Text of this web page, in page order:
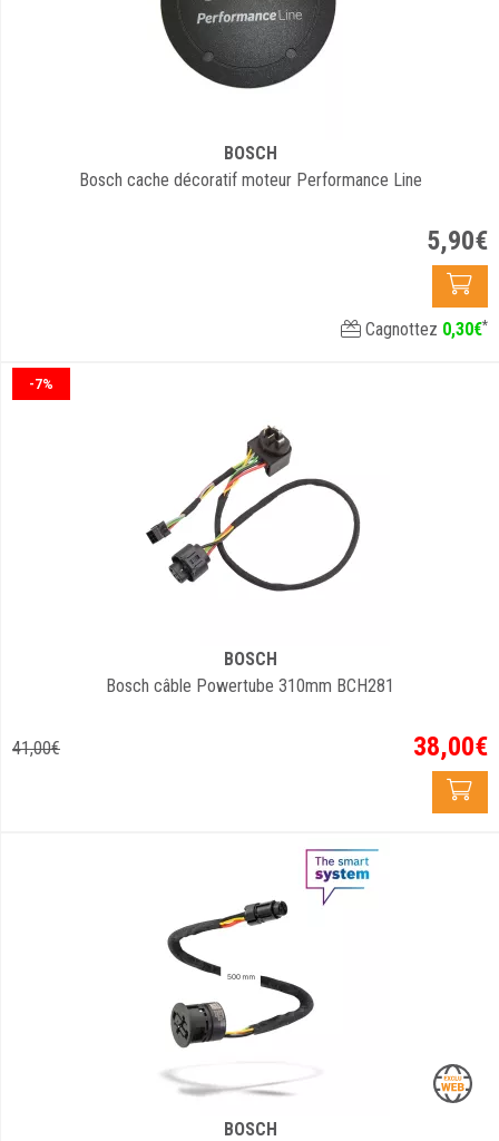
BOSCH
Bosch cache décoratif moteur Performance Line
5,90€
Cagnottez 0,30€*
-7%
BOSCH
Bosch câble Powertube 310mm BCH281
41,00€ 38,00€
BOSCH